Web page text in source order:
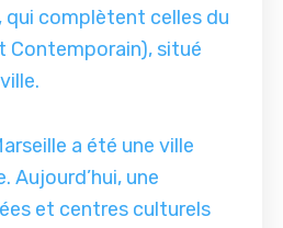
complètent celles du
Contemporain), situé
a été une ville
Aujourd’hui, une
et centres culturels